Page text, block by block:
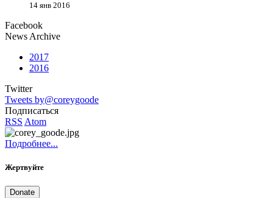
14 янв 2016
Facebook
News Archive
2017
2016
Twitter
Tweets by@coreygoode
Подписаться
RSS Atom
Подробнее...
Жертвуйте
Donate